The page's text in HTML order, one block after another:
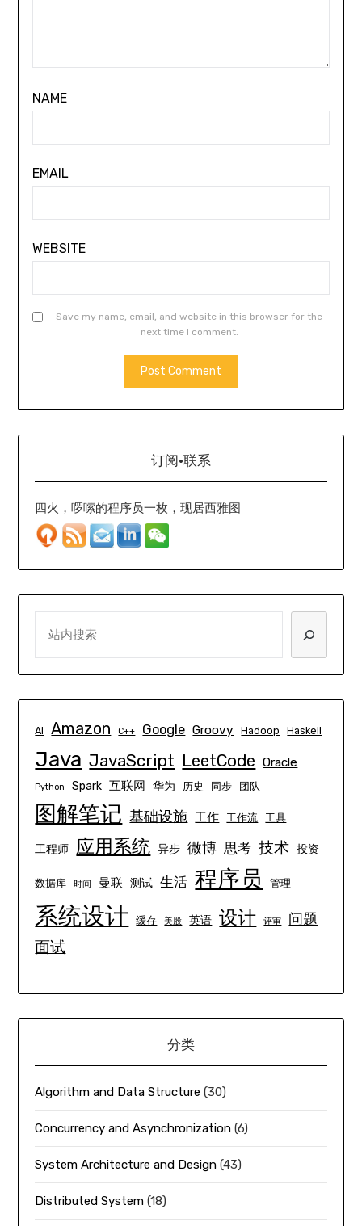
NAME
EMAIL
WEBSITE
Save my name, email, and website in this browser for the
next time I comment.
订阅·联系
四火，啰嗦的程序员一枚，现居西雅图
AI Amazon C++ Google Groovy Hadoop Haskell
Java JavaScript LeetCode Oracle
Python Spark 互联网 华为 历史 同步 团队
图解笔记 基础设施 工作 工作流 工具
工程师 应用系统 异步 微博 思考 技术 投资
数据库 时间 曼联 测试 生活 程序员 管理
系统设计 缓存 美股 英语 设计 评审 问题
面试
分类
Algorithm and Data Structure (30)
Concurrency and Asynchronization (6)
System Architecture and Design (43)
Distributed System (18)